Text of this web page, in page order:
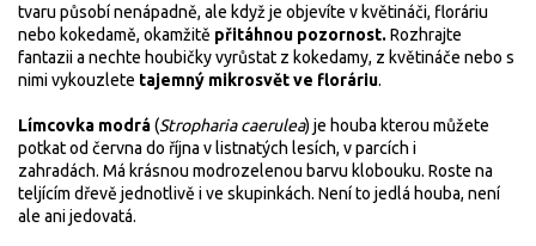
tvaru působí nenápadně, ale když je objevíte v květináči, floráriu
nebo kokedamě, okamžitě přitáhnou pozornost. Rozhrajte
fantazii a nechte houbičky vyrůstat z kokedamy, z květináče nebo s
nimi vykouzlete tajemný mikrosvět ve floráriu.
Límcovka modrá(Stropharia caerulea) je houba kterou můžete
potkat od června do října v listnatých lesích, v parcích i
zahradách. Má krásnou modrozelenou barvu klobouku. Roste na
teljícím dřevě jednotlivě i ve skupinkách. Není to jedlá houba, není
ale ani jedovatá.